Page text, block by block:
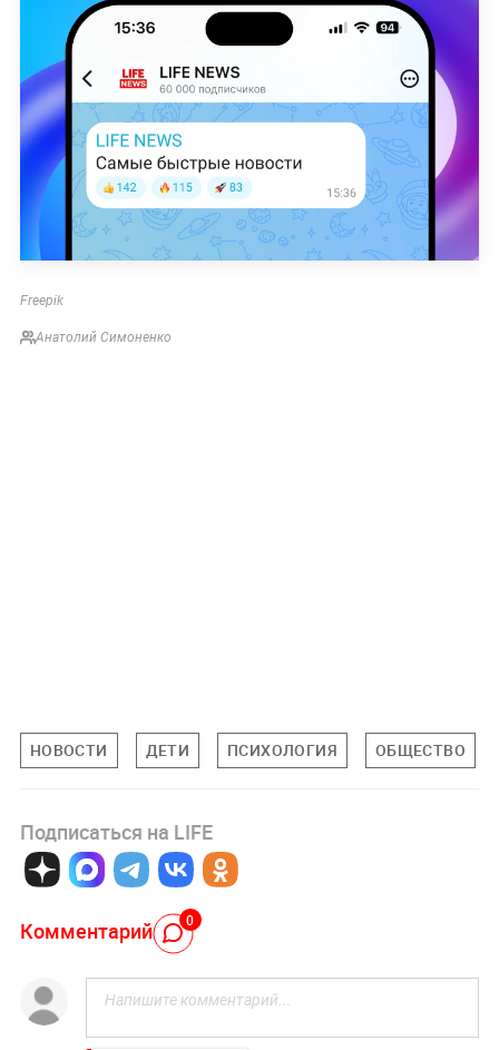
Freepik
Анатолий Симоненко
НОВОСТИ ДЕТИ ПСИХОЛОГИЯ ОБЩЕСТВО
Подписаться на LIFE
Комментарий 0